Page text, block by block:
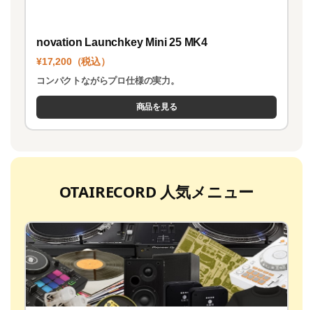
novation Launchkey Mini 25 MK4
¥17,200（税込）
コンパクトながらプロ仕様の実力。
商品を見る
OTAIRECORD 人気メニュー